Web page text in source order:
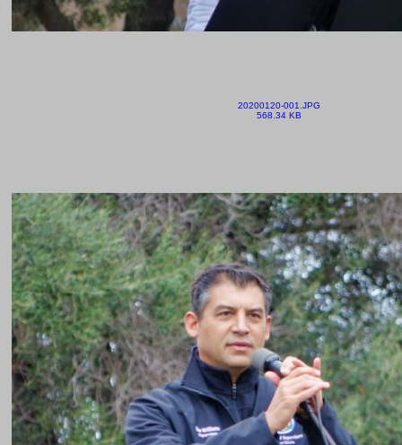
20200120-001.JPG
568.34 KB